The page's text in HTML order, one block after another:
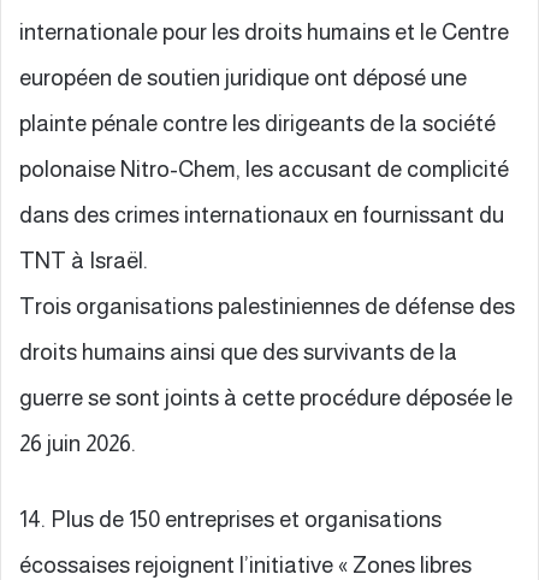
internationale pour les droits humains et le Centre
européen de soutien juridique ont déposé une
plainte pénale contre les dirigeants de la société
polonaise Nitro-Chem, les accusant de complicité
dans des crimes internationaux en fournissant du
TNT à Israël.
Trois organisations palestiniennes de défense des
droits humains ainsi que des survivants de la
guerre se sont joints à cette procédure déposée le
26 juin 2026.
14. Plus de 150 entreprises et organisations
écossaises rejoignent l’initiative « Zones libres